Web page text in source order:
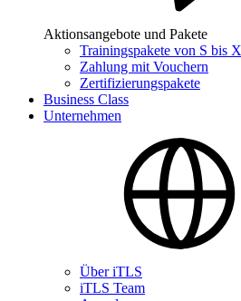
Aktionsangebote und Pakete
Trainingspakete von S bis
Zahlung mit Vouchern
Zertifizierungspakete
Business Class
Unternehmen
Über iTLS
iTLS Team